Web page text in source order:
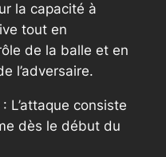
la capacité à
tout en
de la balle et en
l’adversaire.
L’attaque consiste
dès le début du